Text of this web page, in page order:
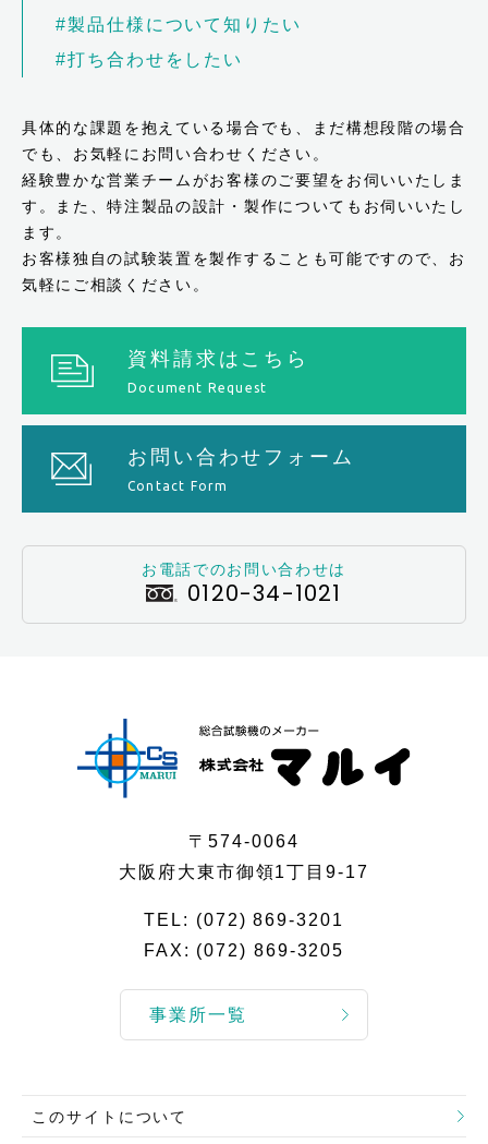
#製品仕様について知りたい
#打ち合わせをしたい
具体的な課題を抱えている場合でも、まだ構想段階の場合
でも、お気軽にお問い合わせください。
経験豊かな営業チームがお客様のご要望をお伺いいたしま
す。また、特注製品の設計・製作についてもお伺いいたし
ます。
お客様独自の試験装置を製作することも可能ですので、お
気軽にご相談ください。
資料請求はこちら
Document Request
お問い合わせフォーム
Contact Form
お電話でのお問い合わせは
0120-34-1021
〒574-0064
大阪府大東市御領1丁目9-17
事業所一覧
TEL: (072) 869-3201
FAX: (072) 869-3205
このサイトについて